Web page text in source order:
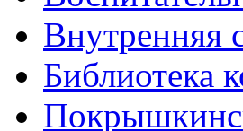
Внутренняя
Библиотека